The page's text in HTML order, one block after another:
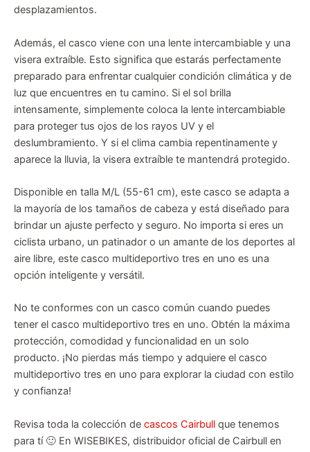
desplazamientos.
Además, el casco viene con una lente intercambiable y una
visera extraíble. Esto significa que estarás perfectamente
preparado para enfrentar cualquier condición climática y de
luz que encuentres en tu camino. Si el sol brilla
intensamente, simplemente coloca la lente intercambiable
para proteger tus ojos de los rayos UV y el
deslumbramiento. Y si el clima cambia repentinamente y
aparece la lluvia, la visera extraíble te mantendrá protegido.
Disponible en talla M/L (55-61 cm), este casco se adapta a
la mayoría de los tamaños de cabeza y está diseñado para
brindar un ajuste perfecto y seguro. No importa si eres un
ciclista urbano, un patinador o un amante de los deportes al
aire libre, este casco multideportivo tres en uno es una
opción inteligente y versátil.
No te conformes con un casco común cuando puedes
tener el casco multideportivo tres en uno. Obtén la máxima
protección, comodidad y funcionalidad en un solo
producto. ¡No pierdas más tiempo y adquiere el casco
multideportivo tres en uno para explorar la ciudad con estilo
y confianza!
Revisa toda la colección de cascos Cairbull que tenemos
para tí 🙂 En WISEBIKES, distribuidor oficial de Cairbull en